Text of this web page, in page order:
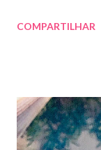
COMPARTILHAR